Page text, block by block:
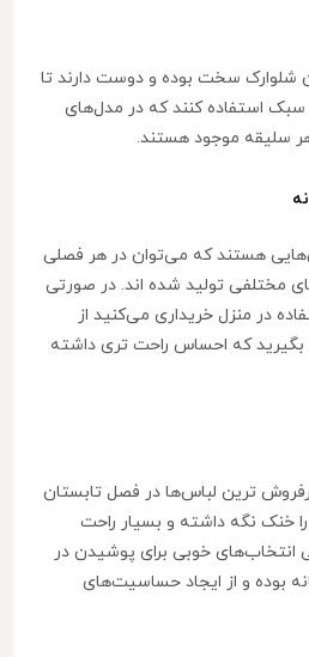
شلوارک سخت بوده و دوست دارند تا
سبک استفاده کنند که در مدل‌های
سلیقه موجود هستند.
هستند که می‌توان در هر فصلی
مختلفی تولید شده اند. در صورتی
در منزل خریداری می‌کنید از
که احساس راحت تری داشته
ترین لباس‌ها در فصل تابستان
خنک نگه داشته و بسیار راحت
انتخاب‌های خوبی برای پوشیدن در
بوده و از ایجاد حساسیت‌های